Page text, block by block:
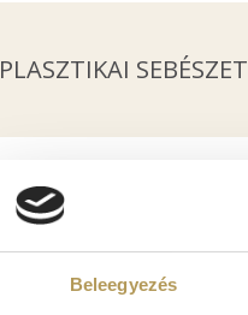
Beleegyezés
PLASZTIKAI SEBÉSZET